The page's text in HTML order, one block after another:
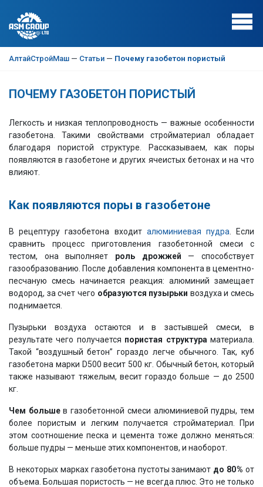
АлтайСтройМаш — Статьи — Почему газобетон пористый
ПОЧЕМУ ГАЗОБЕТОН ПОРИСТЫЙ
Легкость и низкая теплопроводность — важные особенности
газобетона. Такими свойствами стройматериал обладает
благодаря пористой структуре. Рассказываем, как поры
появляются в газобетоне и других ячеистых бетонах и на что
влияют.
Как появляются поры в газобетоне
В рецептуру газобетона входит алюминиевая пудра . Если
сравнить процесс приготовления газобетонной смеси с
тестом, она выполняет роль дрожжей — способствует
газообразованию. После добавления компонента в цементно-
песчаную смесь начинается реакция: алюминий замещает
водород, за счет чего образуются пузырьки воздуха и смесь
поднимается.
Пузырьки воздуха остаются и в застывшей смеси, в
результате чего получается пористая структура материала.
Такой “воздушный бетон” гораздо легче обычного. Так, куб
газобетона марки D500 весит 500 кг. Обычный бетон, который
также называют тяжелым, весит гораздо больше — до 2500
кг.
Чем большев газобетонной смеси алюминиевой пудры, тем
более пористым и легким получается стройматериал. При
этом соотношение песка и цемента тоже должно меняться:
больше пудры — меньше этих компонентов, и наоборот.
В некоторых марках газобетона пустоты занимают до 80 % от
объема. Большая пористость — не всегда плюс. Это не только